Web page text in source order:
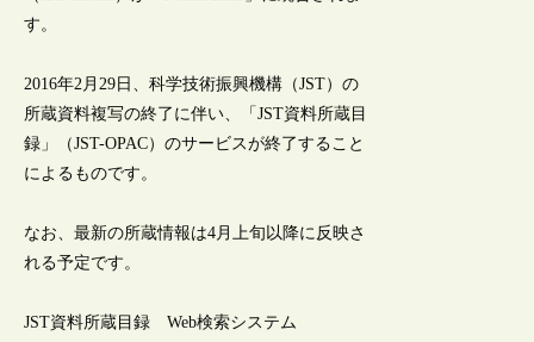
す。
2016年2月29日、科学技術振興機構（JST）の
所蔵資料複写の終了に伴い、「JST資料所蔵目
録」（JST-OPAC）のサービスが終了すること
によるものです。
なお、最新の所蔵情報は4月上旬以降に反映さ
れる予定です。
JST資料所蔵目録 Web検索システム